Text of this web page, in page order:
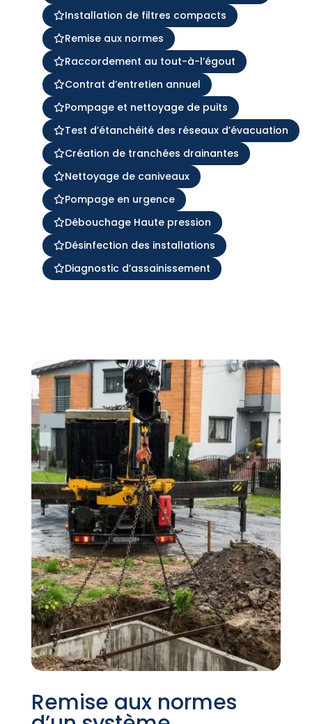
Installation de filtres compacts
Remise aux normes
Raccordement au tout-à-l’égout
Contrat d’entretien annuel
Pompage et nettoyage de puits
Test d’étanchéité des réseaux d’évacuation
Création de tranchées drainantes
Nettoyage de caniveaux
Pompage en urgence
Débouchage Haute pression
Désinfection des installations
Diagnostic d’assainissement
Remise aux normes